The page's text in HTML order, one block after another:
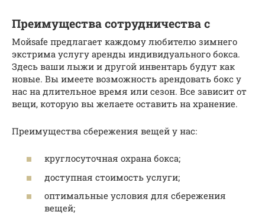
Преимущества сотрудничества с
Мойsafe предлагает каждому любителю зимнего
экстрима услугу аренды индивидуального бокса.
Здесь ваши лыжи и другой инвентарь будут как
новые. Вы имеете возможность арендовать бокс у
нас на длительное время или сезон. Все зависит от
вещи, которую вы желаете оставить на хранение.
Преимущества сбережения вещей у нас:
круглосуточная охрана бокса;
доступная стоимость услуги;
оптимальные условия для сбережения
вещей;